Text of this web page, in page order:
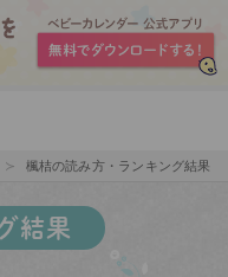
楓桔の読み方・ランキング結果
結果